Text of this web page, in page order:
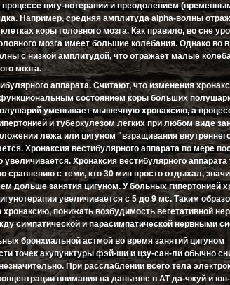
цигу-нотерапии и преодолением
Например, средняя амплитуда alpha-волны
коры головного мозга. Как правило, во сне
мозга имеет большие колебания. Однако во
с низкой амплитудой, что отражает малые
мозга.
аппарата. Считают, что изменения
состоянием коры больших
уменьшает мышечную хронаксию, а
и туберкулезом легких при любом виде
лежа или цигуном "взращивания
Хронаксия вестибулярного аппарата по мере
Хронаксия вестибулярного
сравнению с теми, кто 30 мин просто отдыхал,
дольше занятия цигуном. У больных гипертонией
увеличивается с 5 до 9 мс. Таким
понижать возбудимость вегетативной
симпатической и парасимпатической нервными
бронхиальной астмой во время занятий цигуном
точек акупунктуры фэй-ши и цзу-сан-ли обычно
При расслаблении всего тела
внимания на даньтяне в AT да-чжуй и